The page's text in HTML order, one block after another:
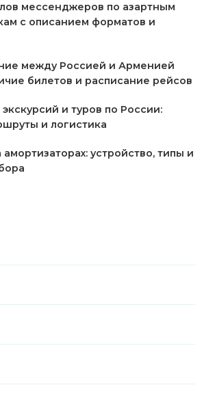
мессенджеров по азартным
с описанием форматов и
между Россией и Арменией
билетов и расписание рейсов
и туров по России:
и логистика
устройство, типы и